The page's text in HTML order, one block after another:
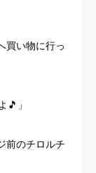
買い物に行っ
🎵」
前のチロルチ